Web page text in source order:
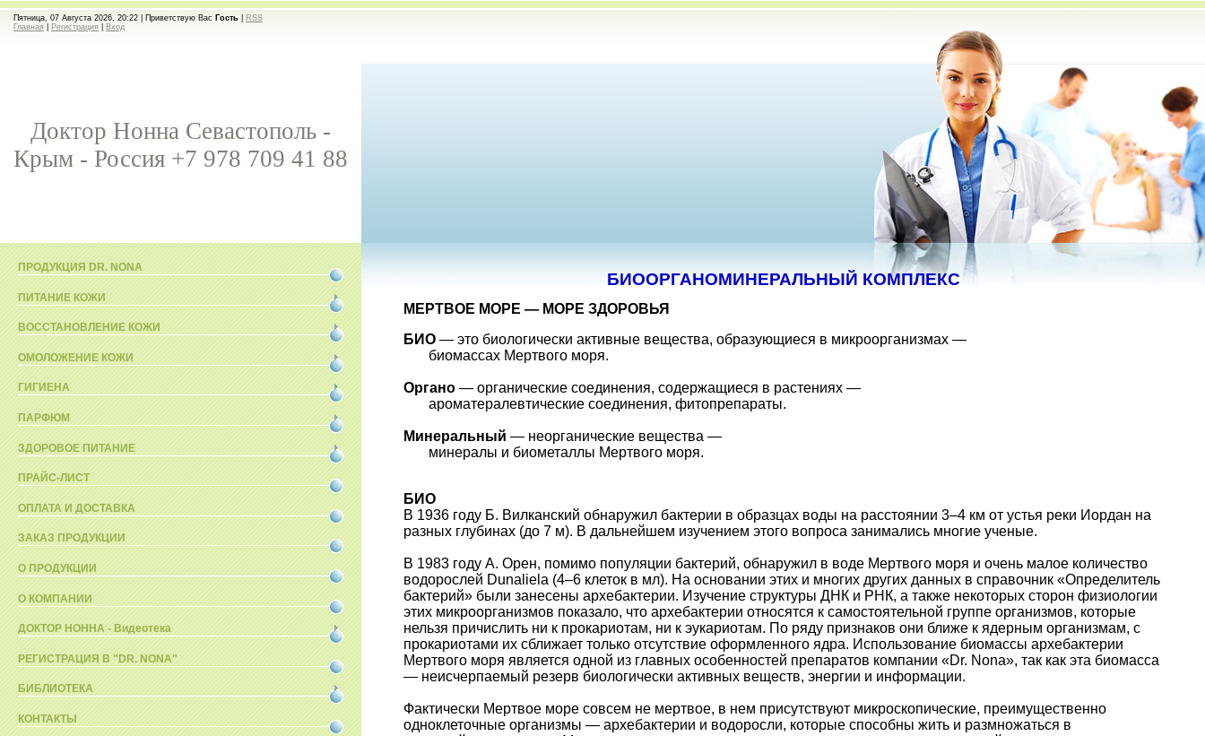
Пятница, 07 Августа 2026, 20:22 | Приветствую Вас Гость
RSS
Главная
Регистрация Вход
Доктор Нонна Севастополь -
Крым - Россия +7 978 709 41 88
ПРОДУКЦИЯ DR. NONA
ПИТАНИЕ КОЖИ
ВОССТАНОВЛЕНИЕ КОЖИ
ОМОЛОЖЕНИЕ КОЖИ
ГИГИЕНА
ПАРФЮМ
ЗДОРОВОЕ ПИТАНИЕ
ПРАЙС-ЛИСТ
ОПЛАТА И ДОСТАВКА
ЗАКАЗ ПРОДУКЦИИ
О ПРОДУКЦИИ
О КОМПАНИИ
ДОКТОР НОННА - Видеотека
РЕГИСТРАЦИЯ В "DR. NONA"
БИБЛИОТЕКА
КОНТАКТЫ
БИООРГАНОМИНЕРАЛЬНЫЙ КОМПЛЕКС
МЕРТВОЕ МОРЕ — МОРЕ ЗДОРОВЬЯ
БИО — это биологически активные вещества, образующиеся в микроорганизмах —
биомассах Мертвого моря.
Органо — органические соединения, содержащиеся в растениях —
ароматералевтические соединения, фитопрепараты.
Минеральный — неорганические вещества —
минералы и биометаллы Мертвого моря.
БИО
В 1936 году Б. Вилканский обнаружил бактерии в образцах воды на расстоянии 3–4 км от устья реки Иордан на
разных глубинах (до 7 м). В дальнейшем изучением этого вопроса занимались многие ученые.
В 1983 году А. Орен, помимо популяции бактерий, обнаружил в воде Мертвого моря и очень малое количество
водорослей Dunaliela (4–6 клеток в мл). На основании этих и многих других данных в справочник «Определитель
бактерий» были занесены архебактерии. Изучение структуры ДНК и РНК, а также некоторых сторон физиологии
этих микроорганизмов показало, что архебактерии относятся к самостоятельной группе организмов, которые
нельзя причислить ни к прокариотам, ни к эукариотам. По ряду признаков они ближе к ядерным организмам, с
прокариотами их сближает только отсутствие оформленного ядра. Использование биомассы архебактерии
Мертвого моря является одной из главных особенностей препаратов компании «Dr. Nona», так как эта биомасса
— неисчерпаемый резерв биологически активных веществ, энергии и информации.
Фактически Мертвое море совсем не мертвое, в нем присутствуют микроскопические, преимущественно
одноклеточные организмы — архебактерии и водоросли, которые способны жить и размножаться в